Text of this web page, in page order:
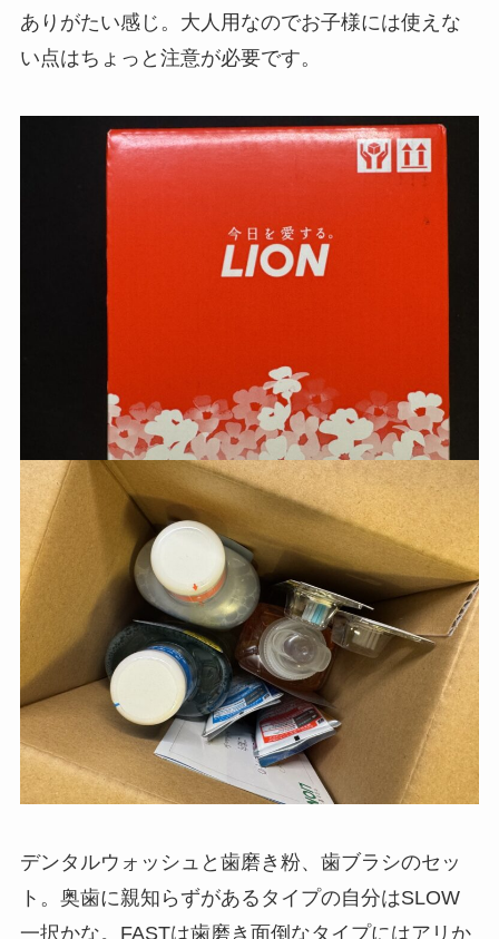
ありがたい感じ。大人用なのでお子様には使えな
い点はちょっと注意が必要です。
デンタルウォッシュと歯磨き粉、歯ブラシのセッ
ト。奥歯に親知らずがあるタイプの自分はSLOW
一択かな。FASTは歯磨き面倒なタイプにはアリか